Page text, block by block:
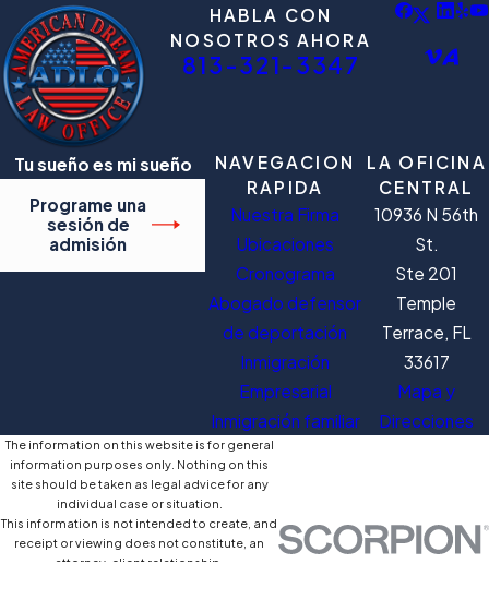
HABLA CON
NOSOTROS AHORA
813-321-3347
Tu sueño es mi sueño
Programe una
sesión de
admisión
NAVEGACION
RAPIDA
Nuestra Firma
Ubicaciones
Cronograma
Abogado defensor
de deportación
Inmigración
Empresarial
Inmigración familiar
LA OFICINA
CENTRAL
10936 N 56th
St.
Ste 201
Temple
Terrace, FL
33617
Mapa y
Direcciones
The information on this website is for general
information purposes only. Nothing on this
site should be taken as legal advice for any
individual case or situation.
This information is not intended to create, and
receipt or viewing does not constitute, an
attorney-client relationship.